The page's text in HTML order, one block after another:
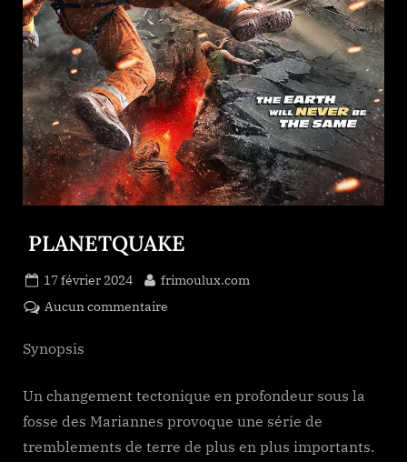
PLANETQUAKE
Posted
on
17 février 2024 By
frimoulux.com
Aucun commentaire
Synopsis
Un changement tectonique en profondeur sous la
fosse des Mariannes provoque une série de
tremblements de terre de plus en plus importants.